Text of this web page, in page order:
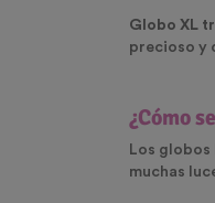
Globo XL
precioso y
¿Cómo
Los globos
muchas